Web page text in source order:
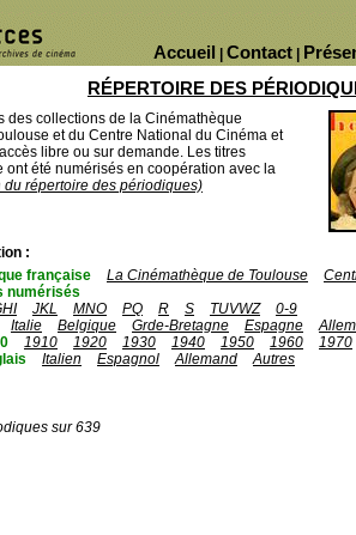
Contact
Accueil
RÉPERTOIRE DES
des collections de la Cinémathèque
et du Centre National du Cinéma et
libre ou sur demande. Les titres
été numérisés en coopération avec la
répertoire des périodiques)
:
française La Cinémathèque de Toulouse
numérisés
JKL MNO PQ R S TUVWZ
0-9
Italie Belgique Grde-Bretagne Espagne
1910 1920 1930 1940 1950 1960 1970
Italien Espagnol Allemand
Autres
sur 639